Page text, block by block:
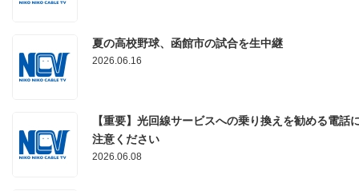
夏の高校野球、函館市の試合を生中継
2026.06.16
【重要】光回線サービスへの乗り換えを勧める電話
注意ください
2026.06.08